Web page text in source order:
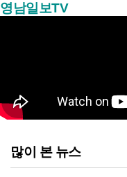
영남일보TV
많이 본 뉴스